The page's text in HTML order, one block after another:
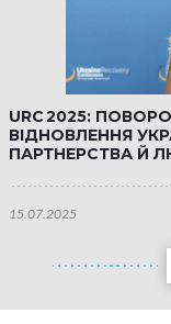
URC 2025:
ВІДНОВЛЕННЯ
ПАРТНЕРСТВА Й
15.07.2025